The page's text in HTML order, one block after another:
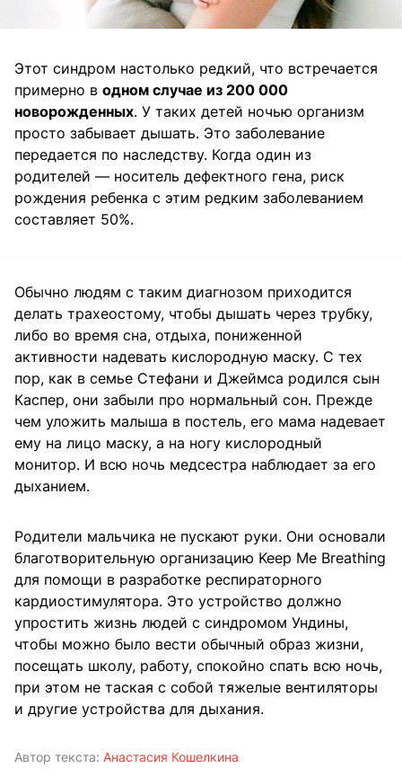
Этот синдром настолько редкий, что встречается
примерно в одном случае из 200 000
новорожденных. У таких детей ночью организм
просто забывает дышать. Это заболевание
передается по наследству. Когда один из
родителей — носитель дефектного гена, риск
рождения ребенка с этим редким заболеванием
составляет 50%.
Обычно людям с таким диагнозом приходится
делать трахеостому, чтобы дышать через трубку,
либо во время сна, отдыха, пониженной
активности надевать кислородную маску. С тех
пор, как в семье Стефани и Джеймса родился сын
Каспер, они забыли про нормальный сон. Прежде
чем уложить малыша в постель, его мама надевает
ему на лицо маску, а на ногу кислородный
монитор. И всю ночь медсестра наблюдает за его
дыханием.
Родители мальчика не пускают руки. Они основали
благотворительную организацию Keep Me Breathing
для помощи в разработке респираторного
кардиостимулятора. Это устройство должно
упростить жизнь людей с синдромом Ундины,
чтобы можно было вести обычный образ жизни,
посещать школу, работу, спокойно спать всю ночь,
при этом не таская с собой тяжелые вентиляторы
и другие устройства для дыхания.
Автор текста: Анастасия Кошелкина